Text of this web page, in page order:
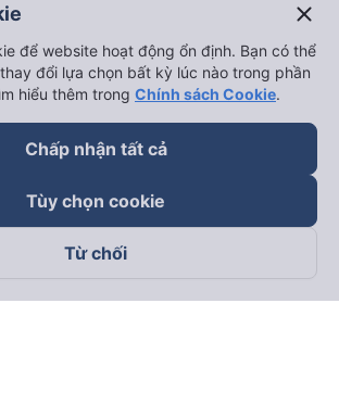
tôi trên
close
để website hoạt động ổn định. Bạn có thể
đổi lựa chọn bất kỳ lúc nào trong phần
hiểu thêm trong Chính sách Cookie.
Chấp nhận tất cả
Tùy chọn cookie
Từ chối